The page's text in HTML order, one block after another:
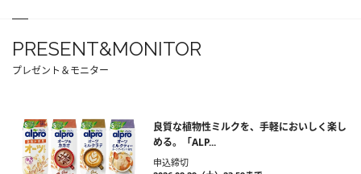
PRESENT&MONITOR
プレゼント＆モニター
良質な植物性ミルクを、手軽においしく楽し
める。「ALP...
申込締切